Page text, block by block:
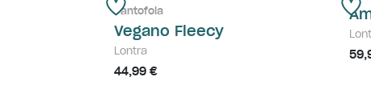
Pantofola
Vegano Fleecy
Lontra
44,99 €